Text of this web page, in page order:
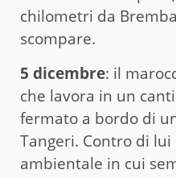
chilometri da
scompare.
5 dicembre: il
che lavora in un
fermato a bordo di
Tangeri. Contro di
ambientale in cui